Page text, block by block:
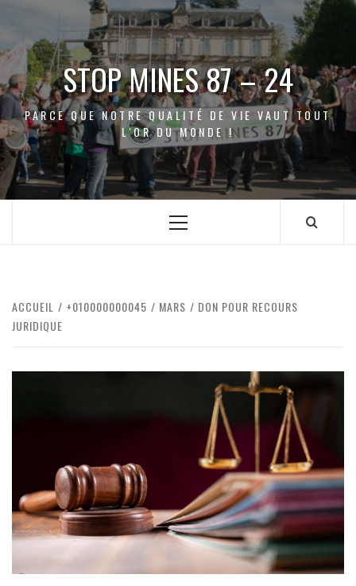
contenu
STOP MINES 87 – 24
PARCE QUE NOTRE QUALITÉ DE VIE VAUT TOUT
L'OR DU MONDE !
Menu
ACCUEIL +010000000045 MARS
DON POUR RECOURS
JURIDIQUE